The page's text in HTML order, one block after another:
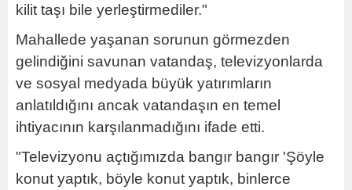
kilit taşı bile yerleştirmediler."
Mahallede yaşanan sorunun görmezden
gelindiğini savunan vatandaş, televizyonlarda
ve sosyal medyada büyük yatırımların
anlatıldığını ancak vatandaşın en temel
ihtiyacının karşılanmadığını ifade etti.
"Televizyonu açtığımızda bangır bangır 'Şöyle
konut yaptık, böyle konut yaptık, binlerce